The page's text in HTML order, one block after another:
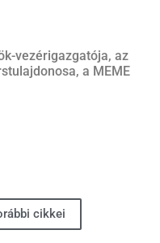
vezérigazgatója, az
a MEME
cikkei